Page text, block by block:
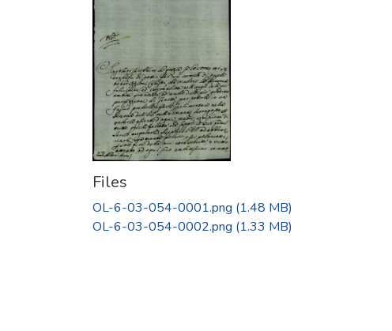
Files
OL-6-03-054-0001.png (1.48 MB)
OL-6-03-054-0002.png (1.33 MB)